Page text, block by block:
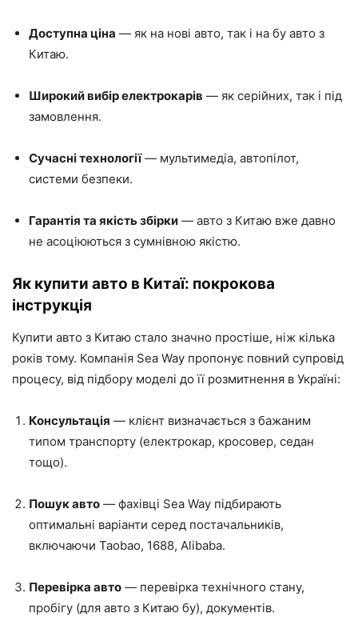
Доступна ціна — як на нові авто, так і на бу авто з
Китаю.
Широкий вибір електрокарів — як серійних, так і під
замовлення.
Сучасні технології— мультимедіа, автопілот,
системи безпеки.
Гарантія та якість збірки — авто з Китаю вже давно
не асоціюються з сумнівною якістю.
Як купити авто в Китаї: покрокова
інструкція
Купити авто з Китаю стало значно простіше, ніж кілька
років тому. Компанія Sea Way пропонує повний супровід
процесу, від підбору моделі до її розмитнення в Україні:
Консультація — клієнт визначається з бажаним
типом транспорту (електрокар, кросовер, седан
тощо).
Пошук авто — фахівці Sea Way підбирають
оптимальні варіанти серед постачальників,
включаючи Taobao, 1688, Alibaba.
Перевірка авто — перевірка технічного стану,
пробігу (для авто з Китаю бу), документів.